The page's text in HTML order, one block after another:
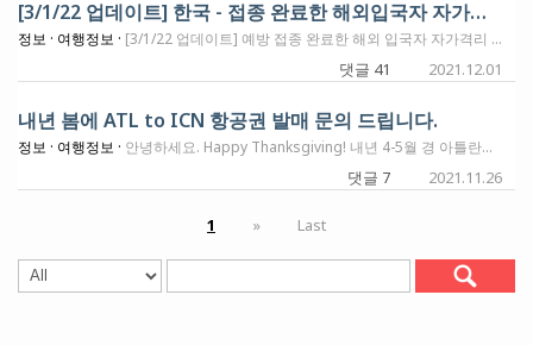
[3/1/22 업데이트] 한국 - 접종 완료한 해외입국자 자가격리 면제 재시행
정보 · 여행정보 · [3/1/22 업데이트] 예방 접종 완료한 해외 입국자 자가격리 몇제 검토중 https://news.v.daum.net/v/20220228150501678 이게 다시 부활하게 되면, 격지 면제서 신청서 받고서 다시 들어갈수 있게 해 주려는듯 합니다. 이렇게 업데이트가 있다고 했는데, 3월 1일부터 격리면제서 발급 지침이 나왔습니다. 아래 링크에 가시면 전문을 보실수 있고, 그 아래는 몇가지 주요사항 스샷을 찍어놨습니다. http://ncov.mohw.go.kr/upload/viewer/skin/doc.html?fn=1646093242223_20220301090722.pdf&rs=/upload/viewer/result/202203/ 한국입국 자가격리 면제서 신청 과정 – Step By Step [1/28/22 업데이트] 지난 연말 업데이트에 2월 3일까지 해외입국자 10일 자가격리 조치가, 오는 2월 4일부터 7일로 단축됩니다. 백신접종 유무와 상관없는 이 자가격리 조치를 알고 계셔야겠습니다. 이러다가 조금 더 완화되면 격리면제서 지참과 PCR Test 결과로 입국이 가능해지지 않을까 생각합니다. 이번 발표에서 몇가지 중요한 사항이 또 있는데요. 2월 4일부터 남아프리카공화국, 나미비아, 모잠비크, 레소토, 말라위, 보츠와나, 에스와티니, 짐바브웨, 나이지리아, 가나, 잠비아에서 입국하는 단기체류 외국인의 입국이 허용됩니다. 1월 24일이후에 발급된 격리면제서의 유효기간은 발급일 기준 14일 이내로 단축되었습니다. 1월 24일 이후에 발급된 격리면제서 소지자들은 입국 3일차와 5일차에 신속 항원검사를 해야합니다. 귀국후 3일간은 재택근무가 권고됩니다. 이제 해외 입국자는 출국일 기준 48시간 이내에 검사해서 받은 PCR Test 음성확인서를 소지해야 입국이 가능하며, 입국후에는 대중교통 사용이 제한되기에, 자가용이나 방역교통망을 사용해야 합니다. 이상이번 1월 28일에 업데이트 된 내용입니다. 관련기사: https://www.yna.co.kr/view/AKR20220128175200530 ------------------------------------------------------------ 우려했던 일이 또 일어났습니다. 1월 6일까지이던 해외입국 10일 자가격리제도가... 잡히지 않는 오미크론 변이의 문제로 2월 3일까지 연기되었습니다. 중앙방역대책본부는 해외 입국자 대상의 자가격리 조치를 기존 1월6일에서 2월3일까지로 4주 연장하기로 지난 29일 결정했다 입국시 제출해야 하는 PCR 음성확인서도 기준이 강화됐다. 기존에는 음성확인서가 발급일 기준으로 적용됐다면, 앞으로는 검사일을 기준으로 한다. 통상적으로 PCR 검사 후 발급까지 약 24시간이 소요되는 점을 고려하면 검사 조건이 더 타이트해진 셈이다. 다만 해당 조치는 유예기간을 두고 2022년 1월13일부터 지속 적용될 예정이다. 출처 : 여행신문(http://www.traveltimes.co.kr) ---------------------------------------------------------------- 지난 한국방문에 받아서 사용했던 자가격리 면제서에 대하여, 이번 변화에 따른 업데이트 이메일이 조금전에 왔습니다. 아래는 이메일 전문입니다. 안녕하세요, 영사민원24입니다. 귀하께서 발급받으신 인도적 목적(직계가족 방문)의 격리면제서 효력에 대한 안내를 드립니다. 코로나19 변이바이러스의 전세계적 확산으로 코로나19 중앙사고수습본부의 방역지침에 따라2021년 12월 3일부터 한시적으로 한국 입국 시(한국시간 기준) 국내외 예방접종완료자에 대한 격리면제가 중단됩니다. 이에 따라 귀하께서 이미 발급받은 인도적 목적(직계가족 방문)의 격리면제서는 한국 입국일기준 2021년 12월 3일 0시 이후 효력이 중단되오니 격리면제서에 기입된 입국일을 다시 확인해 주시기 바랍니다. 격리면제 중단 조치 연장, 격리면제서 발급 재개 등 방역당국의 지침이 변경되는대로 영사민원24를 통해 사전에 안내드리겠습니다. 상세한 방역지침은 코로나바이러스감염증-19 통합 홈페이지(ncov.mohw.go.kr)-공지사항-입국자 및 해외여행객 메뉴에서 확인하실 수 있습니다. 감사합니다. ----------------------------------------------- 이거 오미크론 변이로 큰 변화가 일어났습니다. https://n.news.naver.com/article/003/0010865899 오는 3일부터 2주간 국내에 들어오는 모든 내·외국인은 예방접종 여부에 관계없이 10일간 격리를 해야 한다. 일단 2주간만 한다고 하기에 더 기다려봐야 뭔가 알 수 있을것 같겠습니다만... 5월에 다시 방문할 항공권도 모두 발권을 했는데, 이번에 잠시라도 다녀온것으로 좋아해야 하나요? 12월중에 한국방문 준비하셨던 분들 빠르게 조치하셔야 할것 같습니다.
댓글 41 2021.12.01
내년 봄에 ATL to ICN 항공권 발매 문의 드립니다.
정보 · 여행정보 · 안녕하세요. Happy Thanksgiving! 내년 4-5월 경 아틀란타에서 한국 항공권 1 매 마일리지로 발매 질문드립니다. 현재, AMEX point 70K. Chase 40K point 정도 가지고 있습니다. 말씀대로 ATL 에서 Business 발권은 힘든것 같습니다.. 한번 경유로 해서, Business 좌석 발권할수 있을까요? 도움요청 드립니다. 감사합니다.
댓글 7 2021.11.26
1 » Last